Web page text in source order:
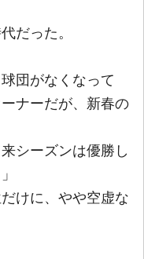
だった。
団がなくなって
ナーだが、新春の
シーズンは優勝し
けに、やや空虚な